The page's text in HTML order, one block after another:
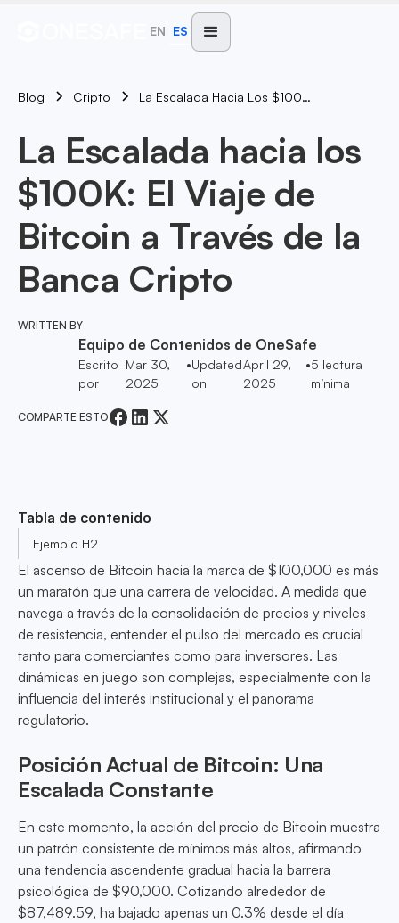
EN ES
Blog Cripto La Escalada Hacia Los $100K: El Viaje De Bitcoin A Través De La Banca Cripto
La Escalada hacia los
$100K: El Viaje de
Bitcoin a Través de la
Banca Cripto
WRITTEN BY
Equipo de Contenidos de OneSafe
Escrito
por
Mar 30,
2025
•Updated
on
April 29,
2025
•5 lectura
mínima
COMPARTE ESTO
Tabla de contenido
Ejemplo H2
El ascenso de Bitcoin hacia la marca de $100,000 es más
un maratón que una carrera de velocidad. A medida que
navega a través de la consolidación de precios y niveles
de resistencia, entender el pulso del mercado es crucial
tanto para comerciantes como para inversores. Las
dinámicas en juego son complejas, especialmente con la
influencia del interés institucional y el panorama
regulatorio.
Posición Actual de Bitcoin: Una
Escalada Constante
En este momento, la acción del precio de Bitcoin muestra
un patrón consistente de mínimos más altos, afirmando
una tendencia ascendente gradual hacia la barrera
psicológica de $90,000. Cotizando alrededor de
$87,489.59, ha bajado apenas un 0.3% desde el día